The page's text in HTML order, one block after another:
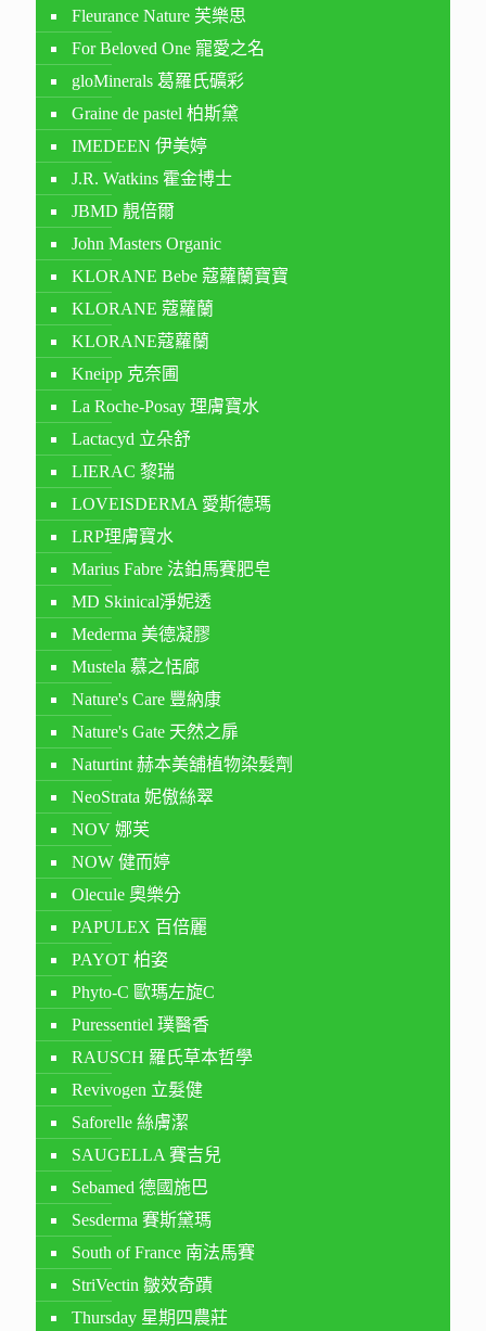
Fleurance Nature 芙樂思
For Beloved One 寵愛之名
gloMinerals 葛羅氏礦彩
Graine de pastel 柏斯黛
IMEDEEN 伊美婷
J.R. Watkins 霍金博士
JBMD 靚倍爾
John Masters Organic
KLORANE Bebe 蔻蘿蘭寶寶
KLORANE 蔻蘿蘭
KLORANE蔻蘿蘭
Kneipp 克奈圃
La Roche-Posay 理膚寶水
Lactacyd 立朵舒
LIERAC 黎瑞
LOVEISDERMA 愛斯德瑪
LRP理膚寶水
Marius Fabre 法鉑馬賽肥皂
MD Skinical淨妮透
Mederma 美德凝膠
Mustela 慕之恬廊
Nature's Care 豐納康
Nature's Gate 天然之扉
Naturtint 赫本美舖植物染髮劑
NeoStrata 妮傲絲翠
NOV 娜芙
NOW 健而婷
Olecule 奧樂分
PAPULEX 百倍麗
PAYOT 柏姿
Phyto-C 歐瑪左旋C
Puressentiel 璞醫香
RAUSCH 羅氏草本哲學
Revivogen 立髮健
Saforelle 絲膚潔
SAUGELLA 賽吉兒
Sebamed 德國施巴
Sesderma 賽斯黛瑪
South of France 南法馬賽
StriVectin 皺效奇蹟
Thursday 星期四農莊